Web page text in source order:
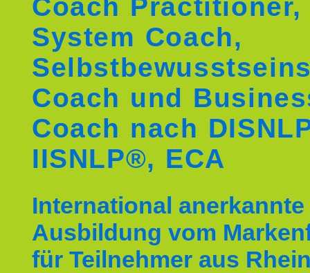
Coach Practitioner,
System Coach,
Coach und
Coach nach
IISNLP®, ECA
International
Ausbildung vom
für Teilnehmer aus